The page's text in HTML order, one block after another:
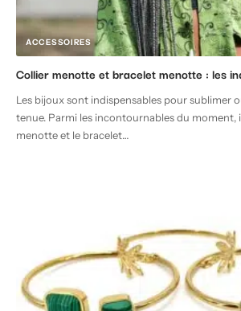
ACCESSOIRES
Collier menotte et bracelet menotte : les
Les bijoux sont indispensables pour sublimer
tenue. Parmi les incontournables du moment,
menotte et le bracelet…